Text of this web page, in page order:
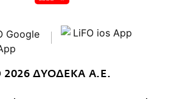
2026 ΔΥΟΔΕΚΑ Α.Ε.